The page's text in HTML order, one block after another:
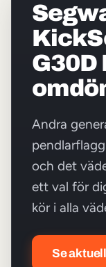
G30D
Andra
och det
ett val för
kör i alla
Se